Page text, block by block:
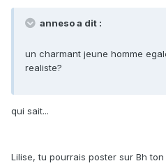
anneso a dit :
un charmant jeune homme
realiste?
qui sait...
Lilise, tu pourrais poster sur Bh